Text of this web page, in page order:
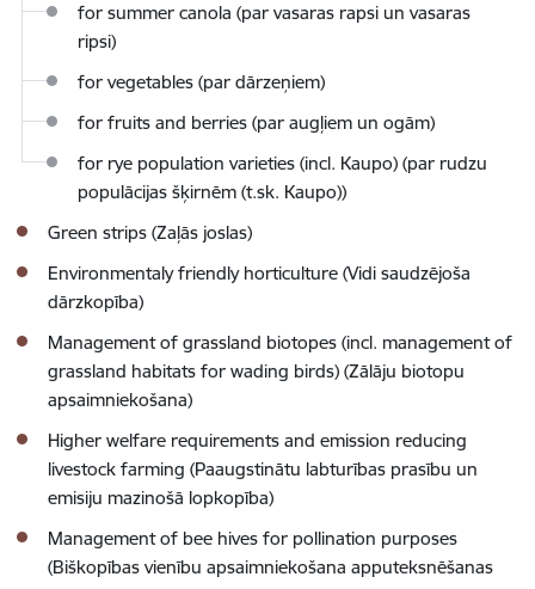
for summer canola (par vasaras rapsi un vasaras
ripsi)
for vegetables (par dārzeņiem)
for fruits and berries (par augļiem un ogām)
for rye population varieties (incl. Kaupo) (par rudzu
populācijas šķirnēm (t.sk. Kaupo))
Green strips (Zaļās joslas)
Environmentaly friendly horticulture (Vidi saudzējoša
dārzkopība)
Management of grassland biotopes (incl. management of
grassland habitats for wading birds) (Zālāju biotopu
apsaimniekošana)
Higher welfare requirements and emission reducing
livestock farming (Paaugstinātu labturības prasību un
emisiju mazinošā lopkopība)
Management of bee hives for pollination purposes
(Biškopības vienību apsaimniekošana apputeksnēšanas